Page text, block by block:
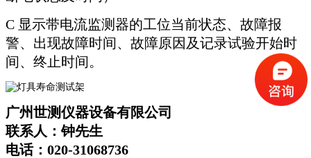
C 显示带电流监测器的工位当前状态、故障报
警、出现故障时间、故障原因及记录试验开始时
间、终止时间。
广州世测仪器设备有限公司
联系人：钟先生
电话：020-31068736